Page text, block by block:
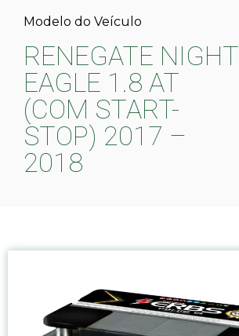
Modelo do Veículo
RENEGATE NIGHT
EAGLE 1.8 AT
(COM START-
STOP) 2017 –
2018